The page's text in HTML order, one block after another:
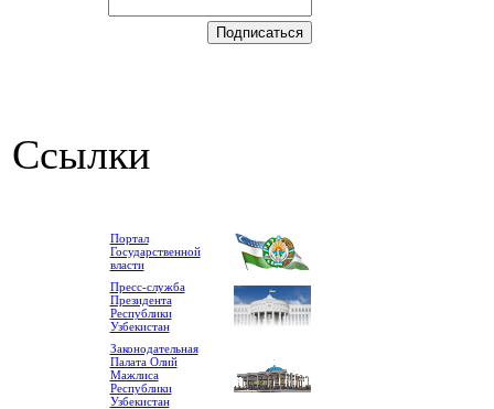
Ссылки
Портал
Государственной
власти
Пресс-служба
Президента
Республики
Узбекистан
Законодательная
Палата Олий
Мажлиса
Республики
Узбекистан